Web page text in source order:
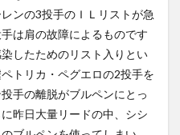
ンの3投手のＩＬリストが急
は肩の故障によるものです
したためのリスト入りとい
トリカ・ペグエロの2投手を
手の離脱がブルペンにとっ
昨日大量リードの中、シシ